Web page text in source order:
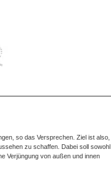
so das Versprechen. Ziel ist also,
zu schaffen. Dabei soll sowohl
Verjüngung von außen und innen